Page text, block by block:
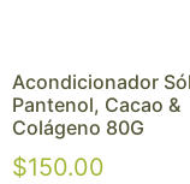
Acondicionador
Pantenol, Cacao &
Colágeno 80G
$150.00